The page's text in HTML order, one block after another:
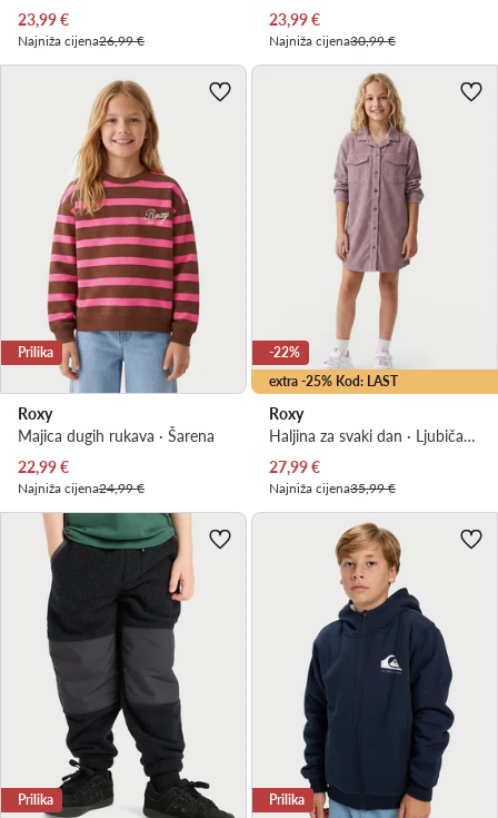
Trenutna cijena
23,99€
Najniža cijena26,99 €
Trenutna cijena
23,99€
Najniža cijena30,99 €
Prilika
Roxy
Majica dugih rukava · Šarena
Trenutna cijena
22,99€
Najniža cijena24,99 €
extra -25% Kod: LAST
-22%
Roxy
Haljina za svaki dan · Ljubičasta
Trenutna cijena
27,99€
Najniža cijena35,99 €
Prilika Prilika